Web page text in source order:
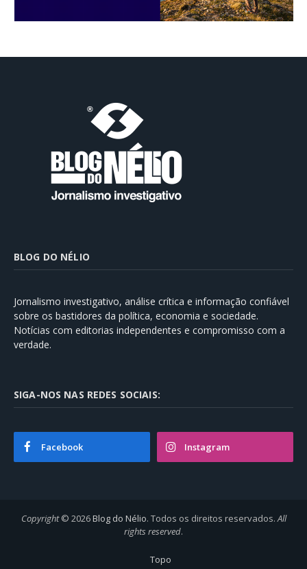
BLOG DO NÉLIO
Jornalismo investigativo, análise crítica e informação confiável
sobre os bastidores da política, economia e sociedade.
Notícias com editorias independentes e compromisso com a
verdade.
SIGA-NOS NAS REDES SOCIAIS:
Facebook Instagram
Copyright© 2026Blog do Nélio. Todos os direitos reservados.All
rights reserved.
Topo